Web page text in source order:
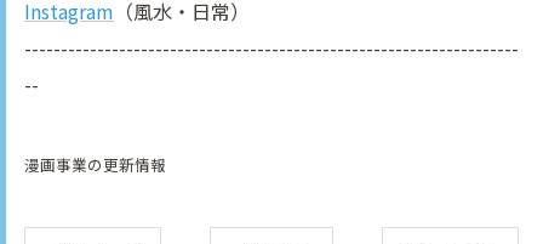
Instagram （風水・日常）
--------------------------------------------------------------------
--
漫画事業の更新情報